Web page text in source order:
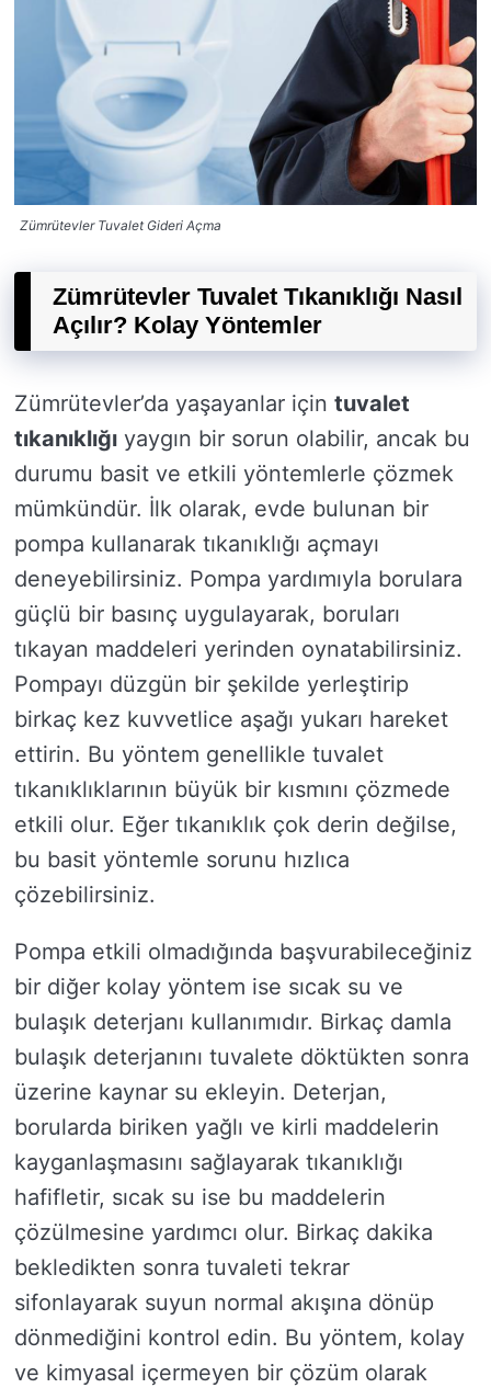
Zümrütevler Tuvalet Gideri Açma
Zümrütevler Tuvalet Tıkanıklığı Nasıl
Açılır? Kolay Yöntemler
Zümrütevler’da yaşayanlar için tuvalet
tıkanıklığı yaygın bir sorun olabilir, ancak bu
durumu basit ve etkili yöntemlerle çözmek
mümkündür. İlk olarak, evde bulunan bir
pompa kullanarak tıkanıklığı açmayı
deneyebilirsiniz. Pompa yardımıyla borulara
güçlü bir basınç uygulayarak, boruları
tıkayan maddeleri yerinden oynatabilirsiniz.
Pompayı düzgün bir şekilde yerleştirip
birkaç kez kuvvetlice aşağı yukarı hareket
ettirin. Bu yöntem genellikle tuvalet
tıkanıklıklarının büyük bir kısmını çözmede
etkili olur. Eğer tıkanıklık çok derin değilse,
bu basit yöntemle sorunu hızlıca
çözebilirsiniz.
Pompa etkili olmadığında başvurabileceğiniz
bir diğer kolay yöntem ise sıcak su ve
bulaşık deterjanı kullanımıdır. Birkaç damla
bulaşık deterjanını tuvalete döktükten sonra
üzerine kaynar su ekleyin. Deterjan,
borularda biriken yağlı ve kirli maddelerin
kayganlaşmasını sağlayarak tıkanıklığı
hafifletir, sıcak su ise bu maddelerin
çözülmesine yardımcı olur. Birkaç dakika
bekledikten sonra tuvaleti tekrar
sifonlayarak suyun normal akışına dönüp
dönmediğini kontrol edin. Bu yöntem, kolay
ve kimyasal içermeyen bir çözüm olarak